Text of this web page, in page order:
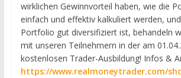
wirklichen Gewinnvorteil haben, wie die
einfach und effektiv kalkuliert werden,
Portfolio gut diversifiziert ist, behandeln
mit unseren Teilnehmern in der am
kostenlosen Trader-Ausbildung! Infos &
https://www.realmoneytrader.com/